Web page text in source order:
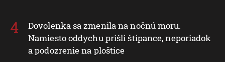
Dovolenka sa zmenila na nočnú moru.
Namiesto oddychu prišli štípance, neporiadok
a podozrenie na ploštice